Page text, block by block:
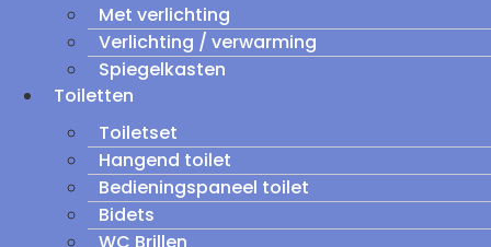
Met verlichting
Verlichting / verwarming
Spiegelkasten
Toiletten
Toiletset
Hangend toilet
Bedieningspaneel toilet
Bidets
WC Brillen